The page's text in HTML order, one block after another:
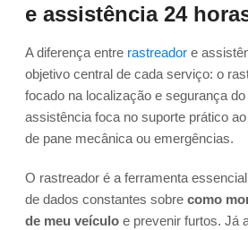
e assistência 24
A diferença entre rastreador e
objetivo central de cada serviço: o
focado na localização e segurança
assistência foca no suporte prático
de pane mecânica ou emergências.
O rastreador é a ferramenta
de dados constantes sobre como
de meu veículo e prevenir furtos. Já